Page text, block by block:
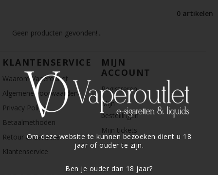
Om deze website te kunnen bezoeken dient u 18
jaar of ouder te zijn.
Ben je ouder dan 18 jaar?
0 artikelen
Geen producten gevonden!...
KLANTENSERVICE
Waarom Vaperoutlet
Algemene voorwaarden
Privacy Policy
Betaalmethoden
Retour & Garantie
Klantenservice
MIJN
ACCOUNT
Registreren
Mijn
bestellingen
Mijn tickets